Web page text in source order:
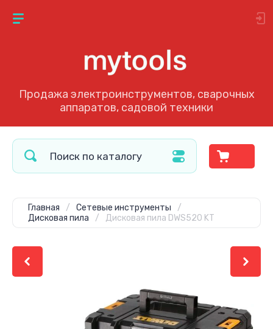
Продажа электроинструментов, сварочных
аппаратов, садовой техники
Главная / Сетевые инструменты
/
Дисковая пила
/ Дисковая пила DWS520 KT